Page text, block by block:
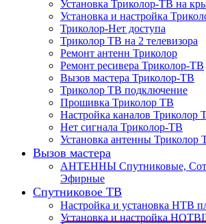
Установка Триколор-ТВ на
Установка и настройка
Триколор-Нет доступа
Триколор ТВ на 2 телевизора
Ремонт антенн Триколор
Ремонт ресивера Триколор-ТВ
Вызов мастера Триколор-ТВ
Триколор ТВ подключение
Прошивка Триколор ТВ
Настройка каналов Триколор
Нет сигнала Триколор-ТВ
Установка антенны Триколор
Вызов мастера
АНТЕННЫ Спутниковые,
Эфирные
Спутниковое ТВ
Настройка и установка НТВ
Установка и настройка